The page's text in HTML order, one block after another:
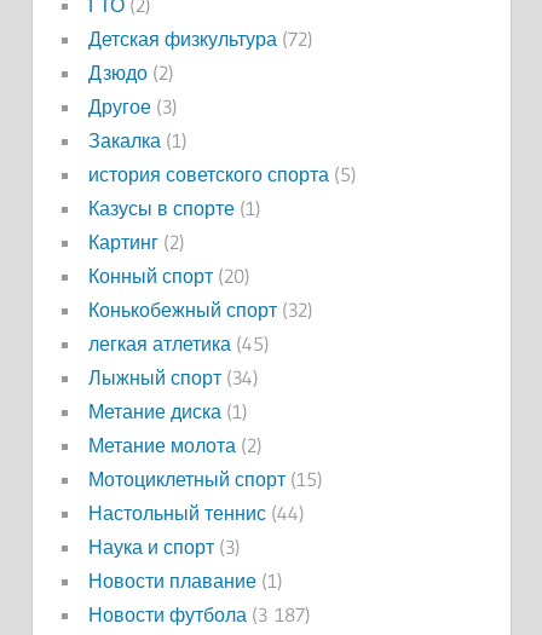
ГТО(2)
Детская физкультура(72)
Дзюдо(2)
Другое(3)
Закалка(1)
история советского спорта(5)
Казусы в спорте(1)
Картинг(2)
Конный спорт(20)
Конькобежный спорт(32)
легкая атлетика(45)
Лыжный спорт(34)
Метание диска(1)
Метание молота(2)
Мотоциклетный спорт(15)
Настольный теннис(44)
Наука и спорт(3)
Новости плавание(1)
Новости футбола(3 187)